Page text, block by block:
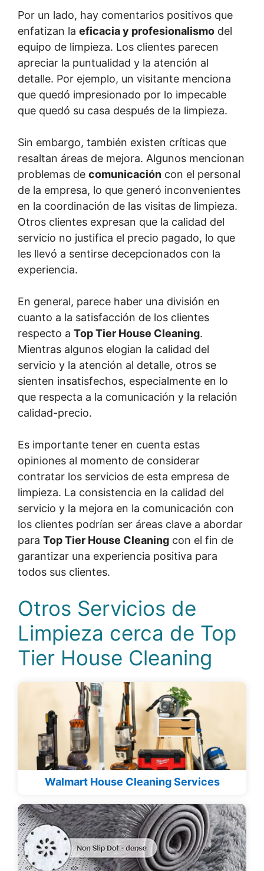
Por un lado, hay comentarios positivos que
enfatizan la eficacia y profesionalismo del
equipo de limpieza. Los clientes parecen
apreciar la puntualidad y la atención al
detalle. Por ejemplo, un visitante menciona
que quedó impresionado por lo impecable
que quedó su casa después de la limpieza.
Sin embargo, también existen críticas que
resaltan áreas de mejora. Algunos mencionan
problemas de comunicación con el personal
de la empresa, lo que generó inconvenientes
en la coordinación de las visitas de limpieza.
Otros clientes expresan que la calidad del
servicio no justifica el precio pagado, lo que
les llevó a sentirse decepcionados con la
experiencia.
En general, parece haber una división en
cuanto a la satisfacción de los clientes
respecto a Top Tier House Cleaning.
Mientras algunos elogian la calidad del
servicio y la atención al detalle, otros se
sienten insatisfechos, especialmente en lo
que respecta a la comunicación y la relación
calidad-precio.
Es importante tener en cuenta estas
opiniones al momento de considerar
contratar los servicios de esta empresa de
limpieza. La consistencia en la calidad del
servicio y la mejora en la comunicación con
los clientes podrían ser áreas clave a abordar
para Top Tier House Cleaning con el fin de
garantizar una experiencia positiva para
todos sus clientes.
Otros Servicios de
Limpieza cerca de Top
Tier House Cleaning
Walmart House Cleaning Services